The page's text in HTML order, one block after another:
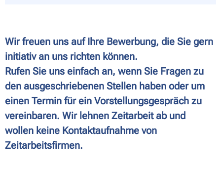
Wir freuen uns auf Ihre Bewerbung, die Sie gern
initiativ an uns richten können.
Rufen Sie uns einfach an, wenn Sie Fragen zu
den ausgeschriebenen Stellen haben oder um
einen Termin für ein Vorstellungsgespräch zu
vereinbaren. Wir lehnen Zeitarbeit ab und
wollen keine Kontaktaufnahme von
Zeitarbeitsfirmen.